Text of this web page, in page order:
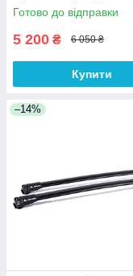
Готово до відправки
5 200 ₴ 6 050 ₴
Купити
–14%